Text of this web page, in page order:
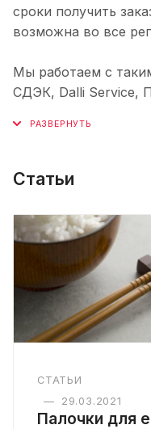
сроки получить
возможна во все
Мы работаем с
СДЭК, Dalli Service,
Статьи
СТАТЬИ
—
29.03.2021
Палочки для